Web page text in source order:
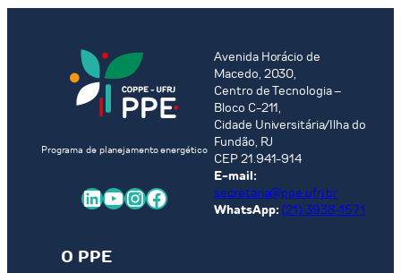
Programa de planejamento energético
LinkedIn Youtube InstagramFacebook
Avenida Horácio de
Macedo, 2030,
Centro de Tecnologia –
Bloco C-211,
Cidade Universitária/Ilha do
Fundão, RJ
CEP 21.941-914
E-mail:
secretaria@ppe.ufrj.br
WhatsApp: (21) 3938-1571
O PPE